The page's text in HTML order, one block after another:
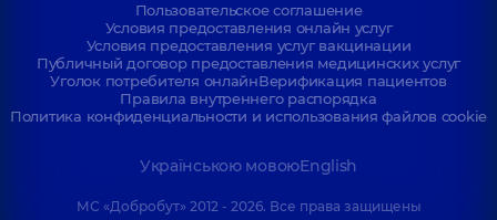
Пользовательское соглашение
Условия предоставления онлайн услуг
Условия предоставления услуг вакцинации
Публичный договор предоставления медицинских услуг
Уголок потребителя онлайнВерификация пациентов
Правила внутреннего распорядка
Политика конфиденциальности и использования файлов cookie
Українською мовоюEnglish
МС «Добробут» 2012 - 2026. Все права защищены